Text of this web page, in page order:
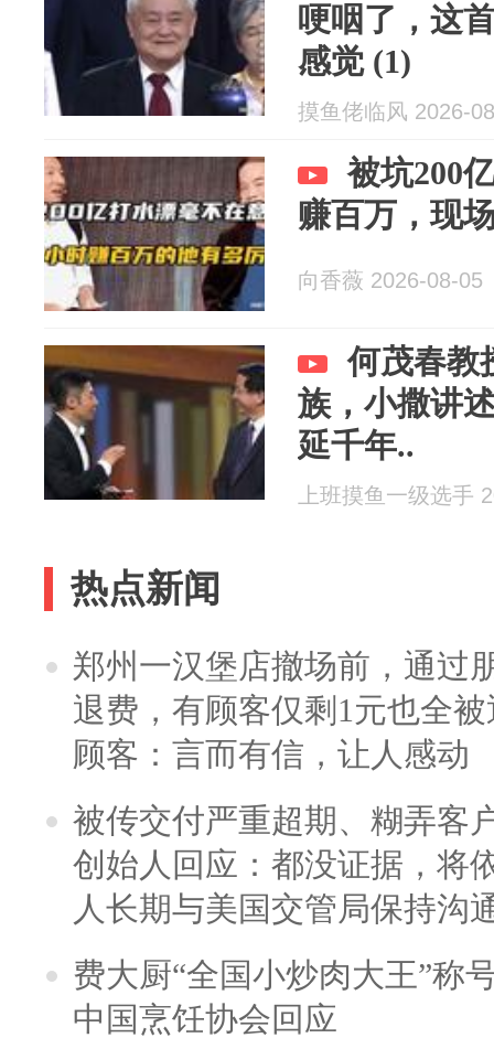
哽咽了，这
感觉 (1)
摸鱼佬临风 2026-
被坑200
赚百万，现
向香薇 2026-08-05
何茂春教
族，小撒讲
延千年..
上班摸鱼一级选手
热点新闻
郑州一汉堡店撤场前，通过
退费，有顾客仅剩1元也全
顾客：言而有信，让人感动
被传交付严重超期、糊弄客
创始人回应：都没证据，将
人长期与美国交管局保持沟
费大厨“全国小炒肉大王”称
中国烹饪协会回应